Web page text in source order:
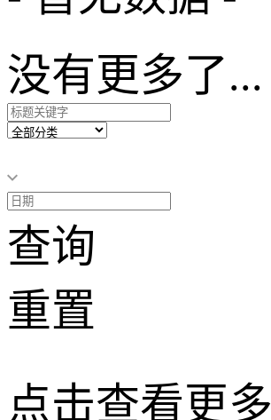
没有更多了...
查询
重置
点击查看更多